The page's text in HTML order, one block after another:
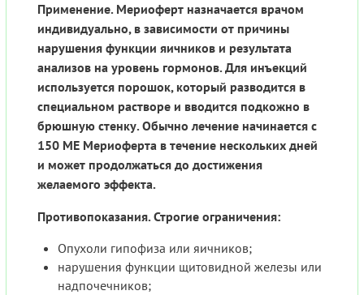
Применение. Мериоферт назначается врачом
индивидуально, в зависимости от причины
нарушения функции яичников и результата
анализов на уровень гормонов. Для инъекций
используется порошок, который разводится в
специальном растворе и вводится подкожно в
брюшную стенку. Обычно лечение начинается с
150 МЕ Мериоферта в течение нескольких дней
и может продолжаться до достижения
желаемого эффекта.
Противопоказания. Строгие ограничения:
Опухоли гипофиза или яичников;
нарушения функции щитовидной железы или
надпочечников;